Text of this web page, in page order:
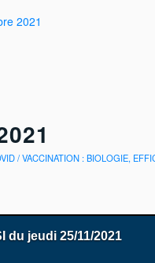
2021
/ VACCINATION : BIOLOGIE,